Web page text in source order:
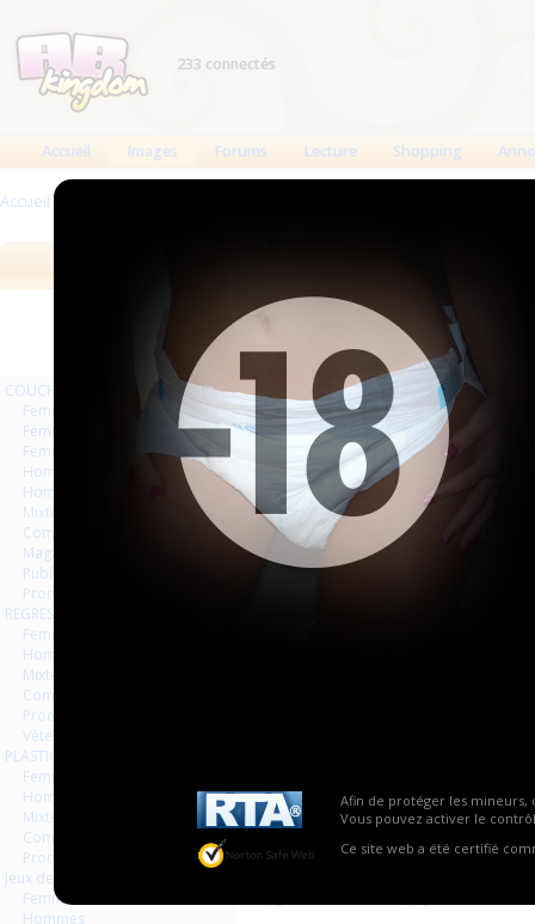
Afin de protéger les mineurs,
Vous pouvez activer le
Ce site web a été certifié
233 connectés
Accueil Images Forums Lecture Shopping
Accueil >
COUCHES
Femmes
Femmes séries et rafales
Femmes vintage
Hommes séries et rafales
Hommes
Mixte
Commercial
Magazines Livres
Publicités
Produits
REGRESSION AGEPLAYER
Femmes
Hommes
Mixte
Commercial
Produits
Vêtements
PLASTIQUE LATEX
Femmes
Hommes
Mixte
Commercial
Produits
Jeux de contraintes
Femmes
Hommes
Pages :